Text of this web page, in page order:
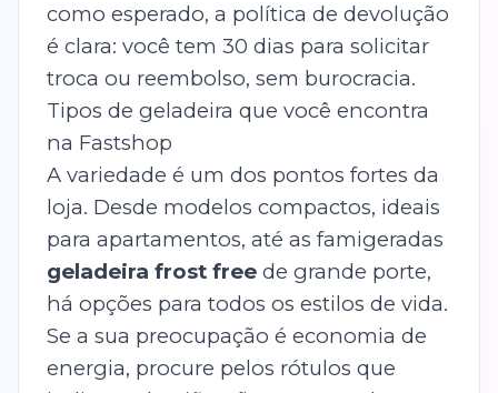
como esperado, a política de devolução
é clara: você tem 30 dias para solicitar
troca ou reembolso, sem burocracia.
Tipos de geladeira que você encontra
na Fastshop
A variedade é um dos pontos fortes da
loja. Desde modelos compactos, ideais
para apartamentos, até as famigeradas
geladeira frost freede grande porte,
há opções para todos os estilos de vida.
Se a sua preocupação é economia de
energia, procure pelos rótulos que